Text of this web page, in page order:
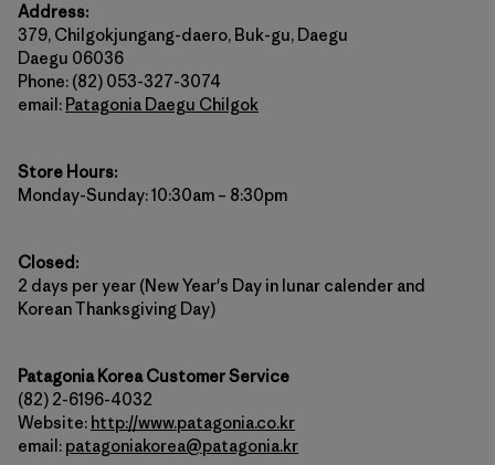
Address:
379, Chilgokjungang-daero, Buk-gu, Daegu
Daegu 06036
Phone: (82) 053-327-3074
email: Patagonia Daegu Chilgok
Store Hours:
Monday-Sunday: 10:30am – 8:30pm
Closed:
2 days per year (New Year's Day in lunar calender and
Korean Thanksgiving Day)
Patagonia Korea Customer Service
(82) 2-6196-4032
Website: http://www.patagonia.co.kr
email: patagoniakorea@patagonia.kr